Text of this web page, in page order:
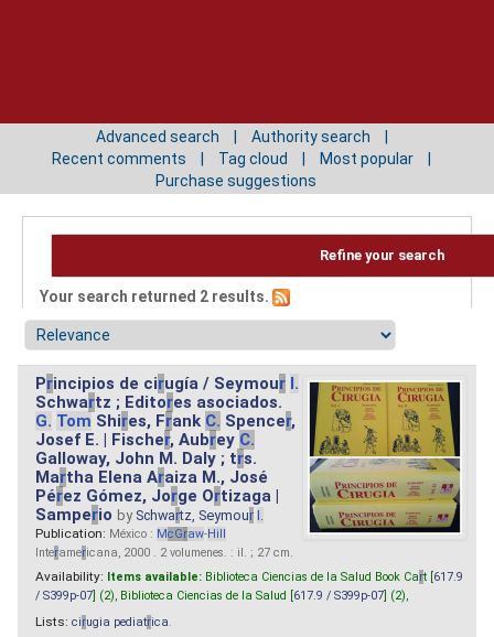
Advanced search
Authority search
Recent comments
Tag cloud
Most popular
Purchase suggestions
Refine your search
Your search returned 2 results.
Principios de cirugía / Seymour I.
Schwartz ; Editores asociados.
G. Tom Shires, Frank C. Spencer,
Josef E. | Fischer, Aubrey C.
Galloway, John M. Daly ; trs.
Martha Elena Araiza M., José
Pérez Gómez, Jorge Ortizaga |
Samperio by Schwartz, Seymour I.
Publication: México : McGraw-Hill
Interamericana, 2000 . 2 volumenes. : il. ; 27 cm.
Availability: Items available: Biblioteca Ciencias de la Salud Book Cart [ 617.9
/ S399p-07 ] (2), Biblioteca Ciencias de la Salud [ 617.9 / S399p-07 ] (2),
Lists: cirugia pediatrica